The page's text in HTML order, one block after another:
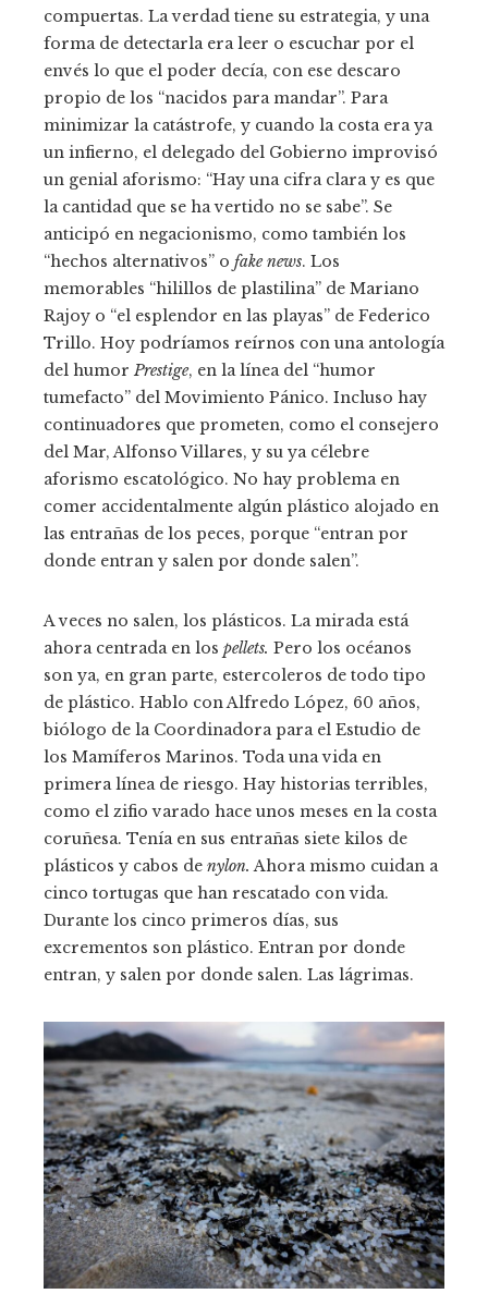
compuertas. La verdad tiene su estrategia, y una
forma de detectarla era leer o escuchar por el
envés lo que el poder decía, con ese descaro
propio de los “nacidos para mandar”. Para
minimizar la catástrofe, y cuando la costa era ya
un infierno, el delegado del Gobierno improvisó
un genial aforismo: “Hay una cifra clara y es que
la cantidad que se ha vertido no se sabe”. Se
anticipó en negacionismo, como también los
“hechos alternativos” o fake news. Los
memorables “hilillos de plastilina” de Mariano
Rajoy o “el esplendor en las playas” de Federico
Trillo. Hoy podríamos reírnos con una antología
del humorPrestige, en la línea del “humor
tumefacto” del Movimiento Pánico. Incluso hay
continuadores que prometen, como el consejero
del Mar, Alfonso Villares, y su ya célebre
aforismo escatológico. No hay problema en
comer accidentalmente algún plástico alojado en
las entrañas de los peces, porque “entran por
donde entran y salen por donde salen”.
A veces no salen, los plásticos. La mirada está
ahora centrada en los pellets. Pero los océanos
son ya, en gran parte, estercoleros de todo tipo
de plástico. Hablo con Alfredo López, 60 años,
biólogo de la Coordinadora para el Estudio de
los Mamíferos Marinos. Toda una vida en
primera línea de riesgo. Hay historias terribles,
como el zifio varado hace unos meses en la costa
coruñesa. Tenía en sus entrañas siete kilos de
plásticos y cabos de nylon. Ahora mismo cuidan a
cinco tortugas que han rescatado con vida.
Durante los cinco primeros días, sus
excrementos son plástico. Entran por donde
entran, y salen por donde salen. Las lágrimas.